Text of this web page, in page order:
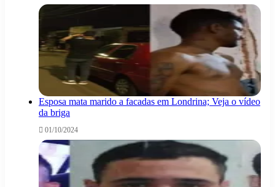
Esposa mata marido a facadas em Londrina; Veja o vídeo
da briga
01/10/2024